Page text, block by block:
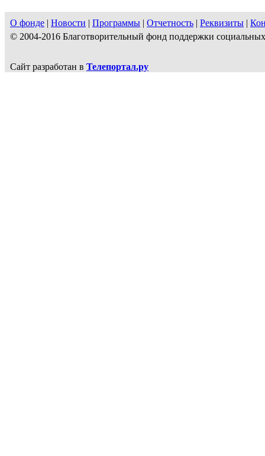
О фонде | Новости | Программы | Отчетность | Реквизиты |
© 2004-2016 Благотворительный фонд поддержки
Сайт разработан в Телепортал.ру